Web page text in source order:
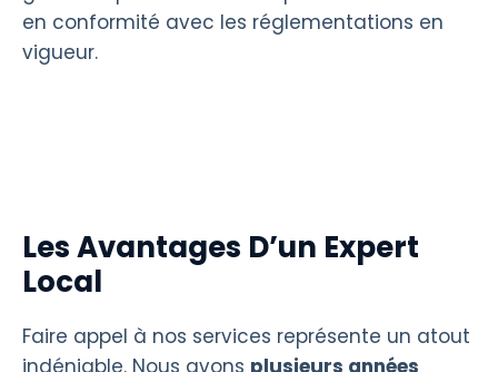
en conformité avec les réglementations en
vigueur.
Les Avantages D’un Expert
Local
Faire appel à nos services représente un atout
indéniable. Nous avons plusieurs années